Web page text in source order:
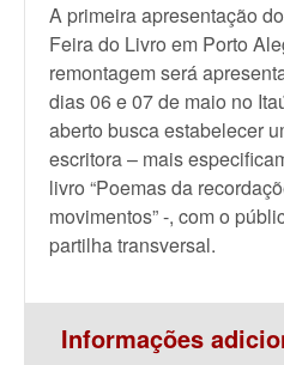
A primeira apresentação
Feira do Livro em Porto
remontagem será
dias 06 e 07 de maio no
aberto busca estabelecer
escritora – mais
livro “Poemas da
movimentos” -, com o
partilha transversal.
Informações